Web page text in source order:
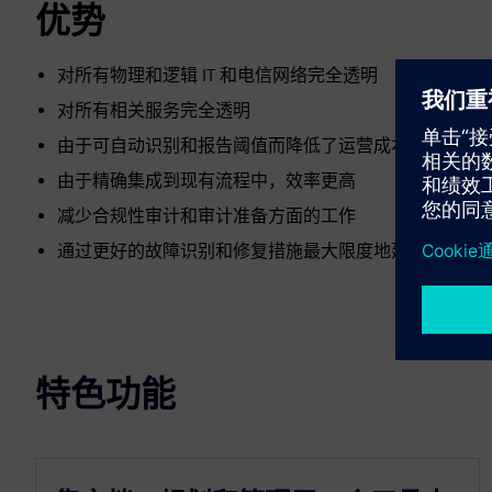
优势
对所有物理和逻辑 IT 和电信网络完全透明
对所有相关服务完全透明
由于可自动识别和报告阈值而降低了运营成本
由于精确集成到现有流程中，效率更高
减少合规性审计和审计准备方面的工作
通过更好的故障识别和修复措施最大限度地延长正常运
特色功能